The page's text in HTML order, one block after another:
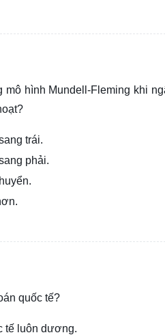
hình Mundell-Fleming khi
trái.
phải.
quốc tế?
tế luôn dương.